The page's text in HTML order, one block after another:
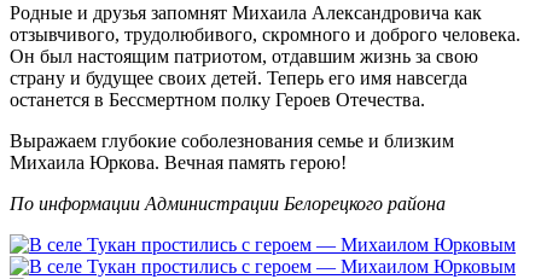
Родные и друзья запомнят Михаила Александровича как
отзывчивого, трудолюбивого, скромного и доброго человека.
Он был настоящим патриотом, отдавшим жизнь за свою
страну и будущее своих детей. Теперь его имя навсегда
останется в Бессмертном полку Героев Отечества.
Выражаем глубокие соболезнования семье и близким
Михаила Юркова. Вечная память герою!
По информации Администрации Белорецкого района